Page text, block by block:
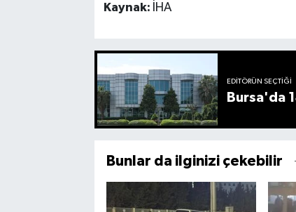
Kaynak: İHA
EDITÖRÜN SEÇTIĞI
Bursa'da
Bunlar da ilginizi çekebilir